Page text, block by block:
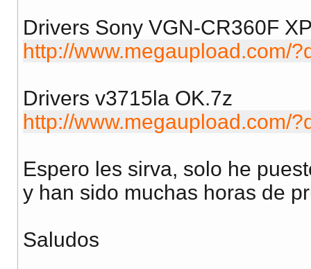
Drivers Sony VGN-CR360F
http://www.megaupload.com/
Drivers v3715la OK.7z
http://www.megaupload.com/
Espero les sirva, solo he
y han sido muchas horas de
Saludos